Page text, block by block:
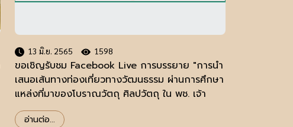
13 มิ.ย. 2565 1598
ขอเชิญรับชม Facebook Live การบรรยาย "การนำ
เสนอเส้นทางท่องเที่ยวทางวัฒนธรรม ผ่านการศึกษา
แหล่งที่มาของโบราณวัตถุ ศิลปวัตถุ ใน พช. เจ้า
สามพระยา"
อ่านต่อ...